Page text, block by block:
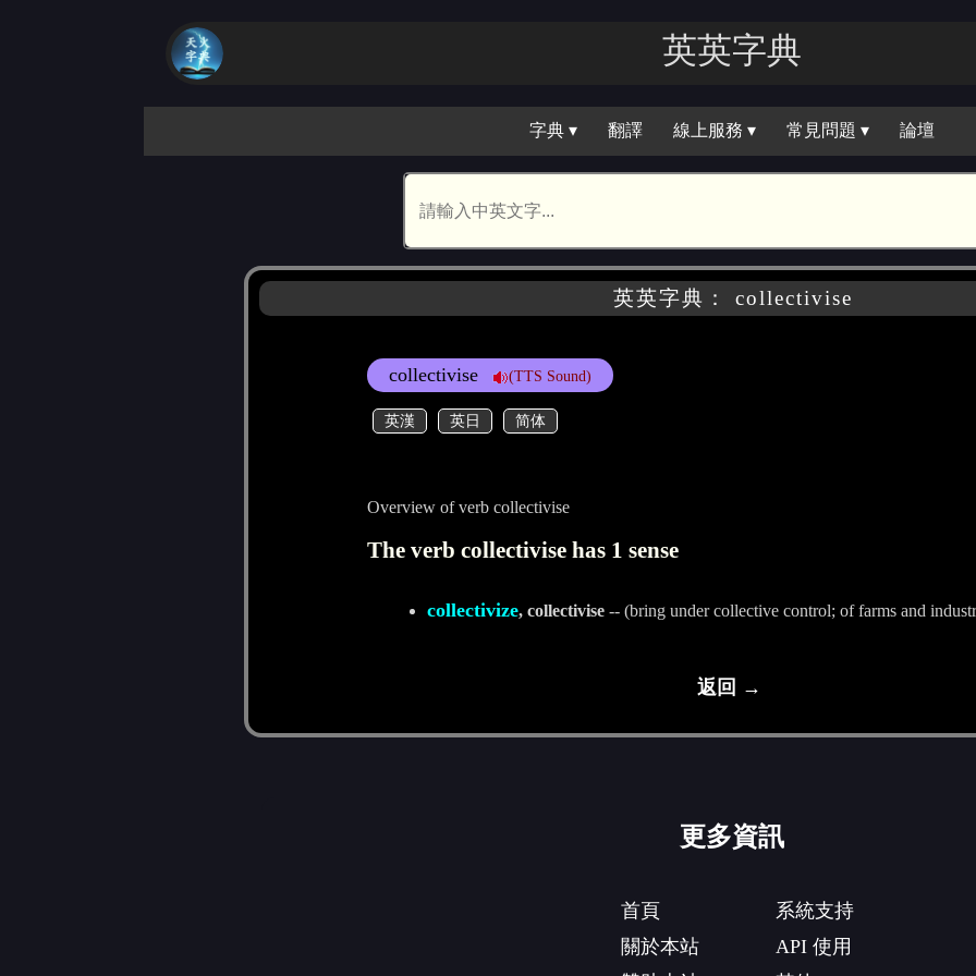
英英字典
字典 ▾ 翻譯 線上服務 ▾ 常見問題 ▾ 論壇
英英字典： collectivise
collectivise (TTS Sound)
英漢 英日 简体
Overview of verb collectivise
The verb collectivise has 1 sense
collectivize, collectivise-- (bring under collective control; of farms and
返回 →
更多資訊
首頁
關於本站
系統支持
API 使用